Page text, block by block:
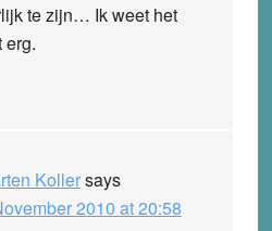
te zijn… Ik weet het
erg.
Kollersays
2010 at 20:58